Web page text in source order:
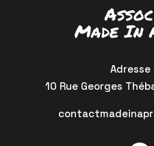
Made In
Adresse
10 Rue Georges